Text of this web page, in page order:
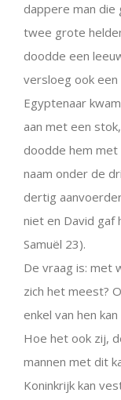
dappere man
twee grote
doodde een
versloeg ook
Egyptenaar
aan met een
doodde hem
naam onder de
dertig
niet en David gaf
Samuël 23).
De vraag is: met
zich het meest?
enkel van hen
Hoe het ook zij,
mannen met dit
Koninkrijk kan